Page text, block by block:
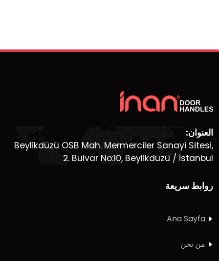
العنوان:
Beylikdüzü OSB Mah. Mermerciler Sanayi Sitesi,
2. Bulvar No:10, Beylikdüzü / İstanbul
روابط سريعة
Ana Sayfa
من نحن